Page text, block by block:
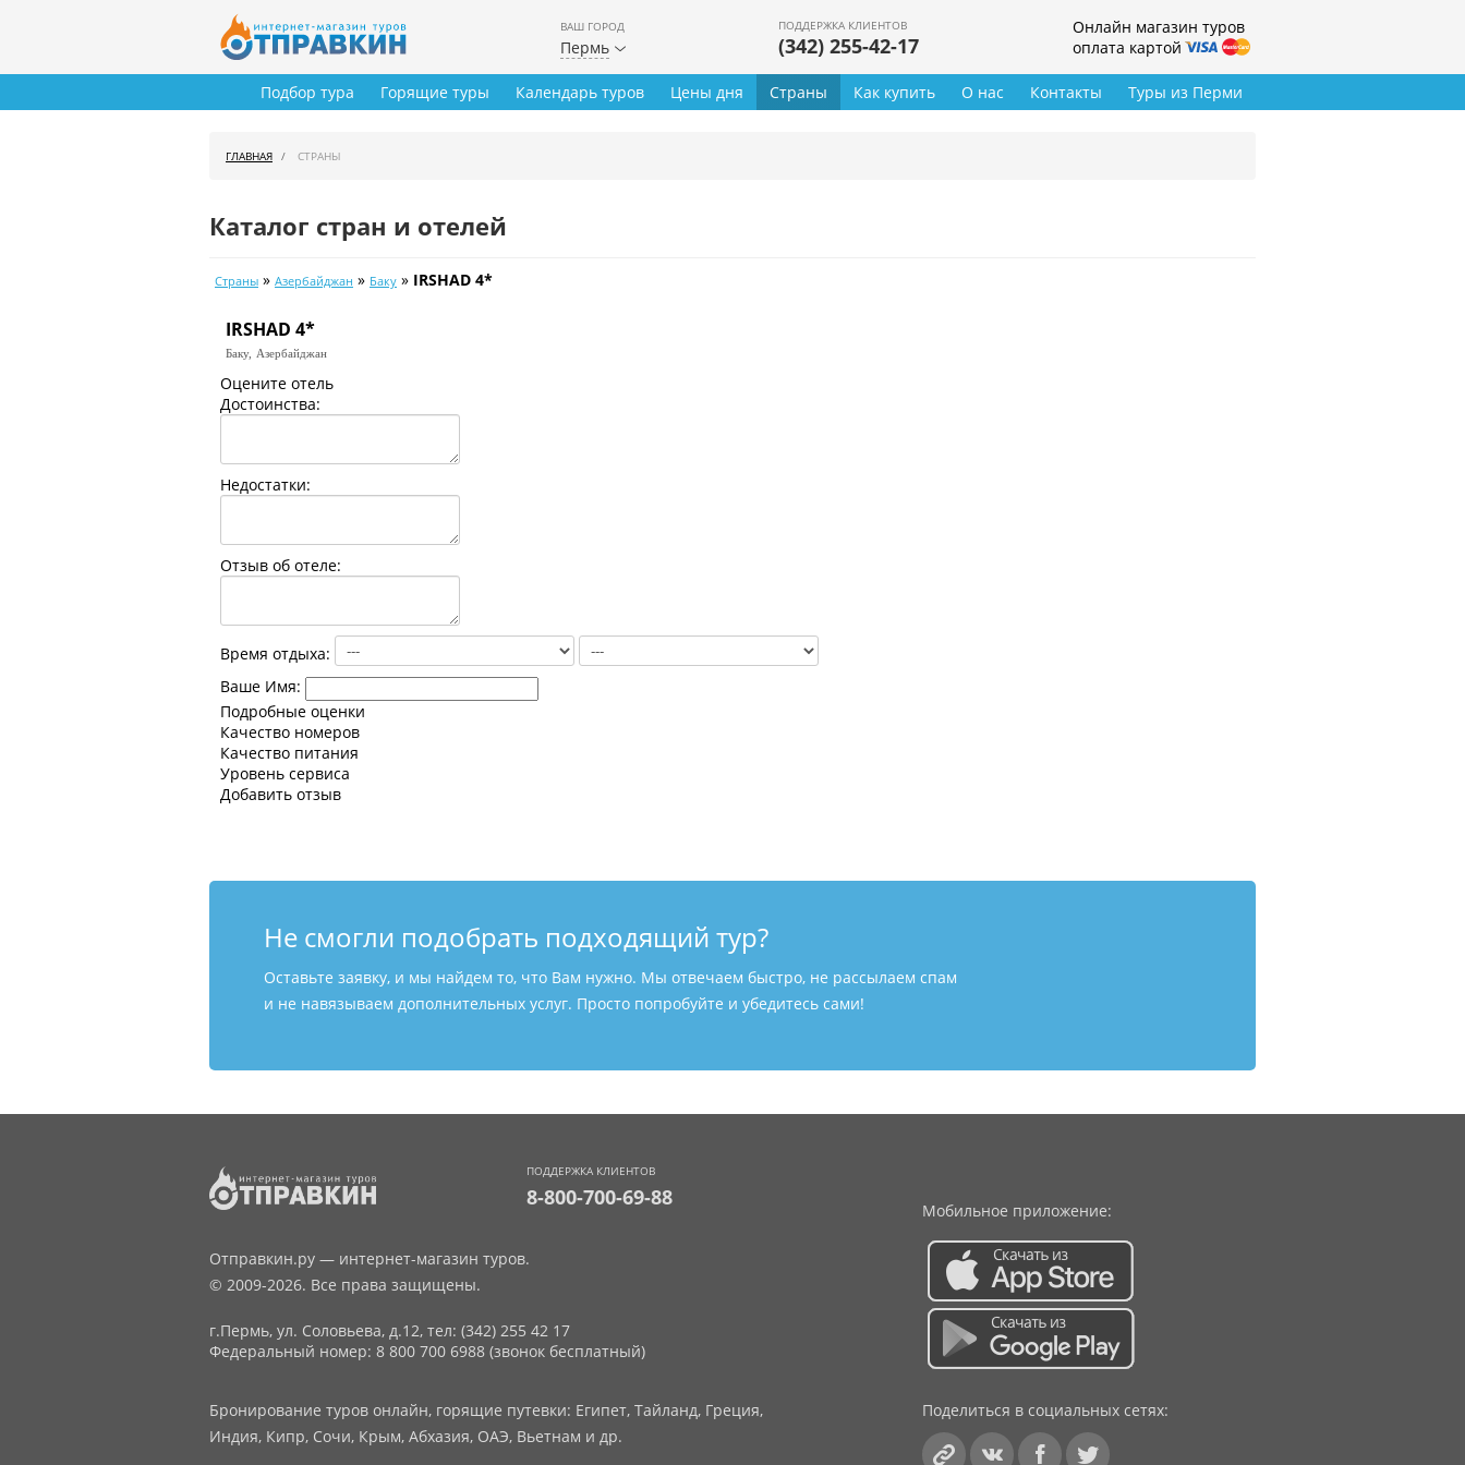
ВАШ ГОРОД
Пермь
ПОДДЕРЖКА КЛИЕНТОВ
(342) 255-42-17
Онлайн магазин туров
оплата картой
Туры из Перми
Подбор тура Горящие туры Календарь туров Цены дня Страны Как купить О нас Контакты
ГЛАВНАЯ СТРАНЫ
Каталог стран и отелей
Страны » Азербайджан » Баку » IRSHAD 4*
IRSHAD 4*
Баку, Азербайджан
Оцените отель
Достоинства:
Недостатки:
Отзыв об отеле:
Время отдыха:
Ваше Имя:
Подробные оценки
Качество номеров
Качество питания
Уровень сервиса
Добавить отзыв
Не смогли подобрать подходящий тур?
Оставьте заявку, и мы найдем то, что Вам нужно. Мы отвечаем быстро, не рассылаем спам
и не навязываем дополнительных услуг. Просто попробуйте и убедитесь сами!
ПОДДЕРЖКА КЛИЕНТОВ
8-800-700-69-88
Отправкин.ру — интернет-магазин туров.
© 2009-2026. Все права защищены.
г.Пермь, ул. Соловьева, д.12, тел: (342) 255 42 17
Федеральный номер: 8 800 700 6988 (звонок бесплатный)
Бронирование туров онлайн, горящие путевки: Египет, Тайланд, Греция,
Индия, Кипр, Сочи, Крым, Абхазия, ОАЭ, Вьетнам и др.
Мобильное приложение:
Поделиться в социальных сетях: